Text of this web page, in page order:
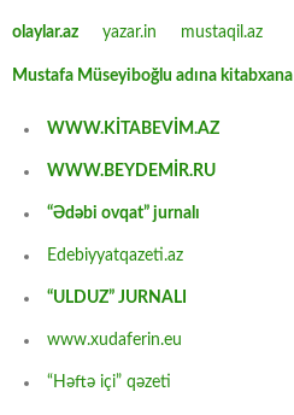
olaylar.az yazar.in mustaqil.az
Mustafa Müseyiboğlu adına kitabxana
WWW.KİTABEVİM.AZ
WWW.BEYDEMİR.RU
“Ədəbi ovqat” jurnalı
Edebiyyatqazeti.az
“ULDUZ” JURNALI
www.xudaferin.eu
“Həftə içi” qəzeti